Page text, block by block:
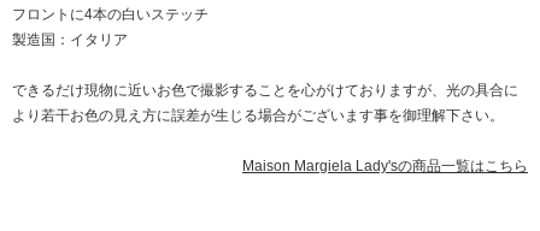
フロントに4本の白いステッチ
製造国：イタリア
できるだけ現物に近いお色で撮影することを心がけておりますが、光の具合に
より若干お色の見え方に誤差が生じる場合がございます事を御理解下さい。
Maison Margiela Lady'sの商品一覧はこちら